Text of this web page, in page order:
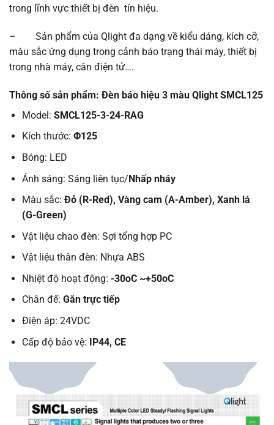
trong lĩnh vực thiết bị đèn tín hiệu.
– Sản phẩm của Qlight đa dạng về kiểu dáng, kích cỡ,
màu sắc ứng dụng trong cảnh báo trạng thái máy, thiết bị
trong nhà máy, cân điện tử….
Thông số sản phẩm: Đèn báo hiệu 3 màu Qlight SMCL125
Model: SMCL125-3-24-RAG
Kích thước: Φ125
Bóng: LED
Ánh sáng: Sáng liên tục/Nhấp nháy
Màu sắc: Đỏ (R-Red), Vàng cam (A-Amber), Xanh lá
(G-Green)
Vật liệu chao đèn: Sợi tổng hợp PC
Vật liệu thân đèn: Nhựa ABS
Nhiệt độ hoạt động: -30oC ~+50oC
Chân đế: Gắn trực tiếp
Điện áp: 24VDC
Cấp độ bảo vệ: IP44, CE